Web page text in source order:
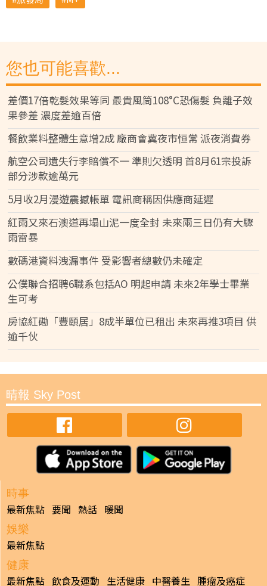
您也可能喜歡...
差價17倍乾髮效果等同 最貴風筒108°C恐傷髮 負離子效
果參差 濃度差逾百倍
餐飲業料整體生意增2成 廠商會冀夜市恒常 派夜消費券
航空公司遺失行李賠償不一 準則欠透明 首8月61宗投訴
部分涉款逾萬元
5月收2月漫遊震撼帳單 電訊商稱因供應商延遲
紅雨又來石澳道再塌山泥一度全封 未來兩三日仍有大驟
雨雷暴
數碼港資料洩漏事件 受影響者總數仍未確定
公僕聯合招聘6職系包括AO 明起申請 未來2年學士畢業
生可考
房協紅磡「豐頤居」8成半單位已租出 未來再推3項目 供
逾千伙
晴報 Sky Post
時事
最新焦點 要聞 熱話 暖聞
娛樂
最新焦點
健康
最新焦點 飲食及運動 生活健康 中醫養生 腫瘤及癌症